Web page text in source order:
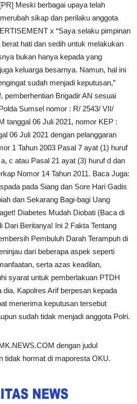
Meski berbagai upaya telah
sikap dan perilaku anggota
x “Saya selaku pimpinan
hati dan sedih untuk melakukan
bukan hanya kepada yang
keluarga besarnya. Namun, hal ini
sudah menjadi keputusan,”
pemberhentian Brigadir AN sesuai
Sumsel nomor : R/ 2543/ VII/
tanggal 06 Juli 2021, nomor KEP :
06 Juli 2021 dengan pelanggaran
1 Tahun 2003 Pasal 7 ayat (1) huruf
c atau Pasal 21 ayat (3) huruf d dan
Nomor 14 Tahun 2011. Baca Juga:
pada Siang dan Sore Hari Gadis
dan Sekarang Bagi-bagi Uang
Diabetes Mudah Diobati (Baca di
Dari Beritanya! Ini 2 Fakta Tentang
Pembuluh Darah Terampuh di
dari beberapa aspek seperti
serta azas keadilan,
syarat untuk pemberlakuan PTDH
dia. Kapolres Arif berpesan kepada
menerima keputusan tersebut
sudah tidak menjadi anggota Polri.
dengan judul
tidak hormat di maporesta OKU.